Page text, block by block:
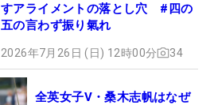
すアライメントの落とし穴 #四の
五の言わず振り氣れ
2026年7月26日 (日) 12時00分 34
全英女子V・桑木志帆はなぜ